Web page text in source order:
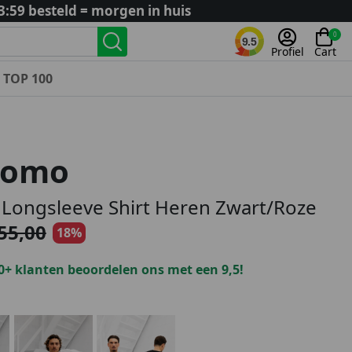
besteld = morgen in huis
9.5
Profiel
0
Cart
België
Engeland
Italië
Kroatië
TOP 100
Shirt Heren Zwart/Roze
18%
klanten beoordelen ons met een 9,5!